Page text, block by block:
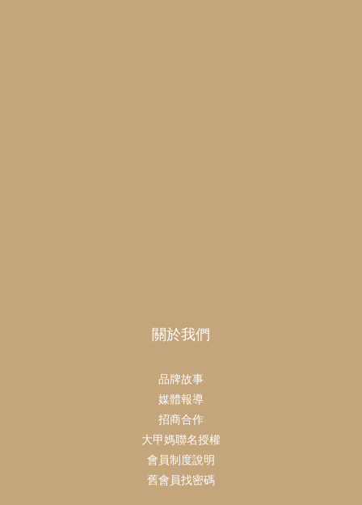
關於我們
品牌故事
媒體報導
招商合作
大甲媽聯名授權
會員制度說明
舊會員找密碼